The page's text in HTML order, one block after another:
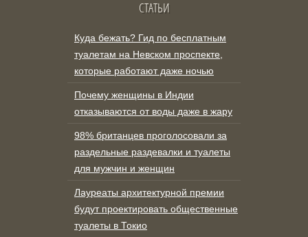
СТАТЬИ
Куда бежать? Гид по бесплатным
туалетам на Невском проспекте,
которые работают даже ночью
Почему женщины в Индии
отказываются от воды даже в жару
98% британцев проголосовали за
раздельные раздевалки и туалеты
для мужчин и женщин
Лауреаты архитектурной премии
будут проектировать общественные
туалеты в Токио